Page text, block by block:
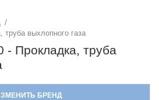
/
труба выхлопного газа
- Прокладка, труба
БРЕНД